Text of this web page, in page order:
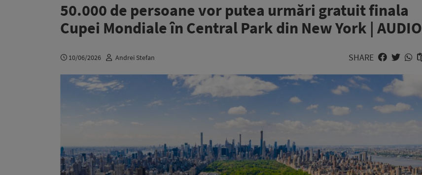
50.000 de persoane vor putea urmări gratuit finala
Cupei Mondiale în Central Park din New York | AUDIO
10/06/2026 Andrei Stefan SHARE